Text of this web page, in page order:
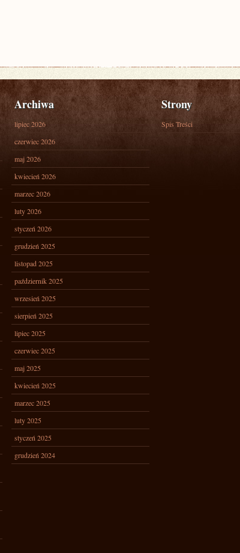
Archiwa
lipiec 2026
czerwiec 2026
maj 2026
kwiecień 2026
marzec 2026
luty 2026
styczeń 2026
grudzień 2025
listopad 2025
październik 2025
wrzesień 2025
sierpień 2025
lipiec 2025
czerwiec 2025
maj 2025
kwiecień 2025
marzec 2025
luty 2025
styczeń 2025
grudzień 2024
Strony
Spis Treści